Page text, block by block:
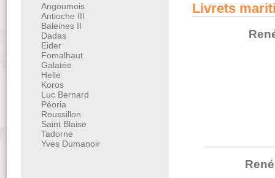
Angoumois
Antioche III
Baleines II
Dadas
Eider
Fomalhaut
Galatée
Helle
Koros
Luc Bernard
Péoria
Roussillon
Saint Blaise
Tadorne
Yves Dumanoir
Livrets